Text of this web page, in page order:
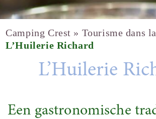
Camping Crest » Tourisme dans
L’Huilerie Richard
L’Huilerie
Een gastronomische